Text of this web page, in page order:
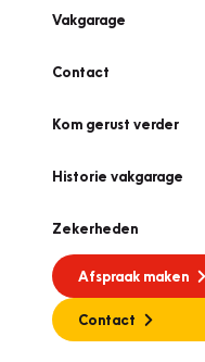
Vakgarage
Contact
Kom gerust verder
Historie vakgarage
Zekerheden
Afspraak maken
Contact